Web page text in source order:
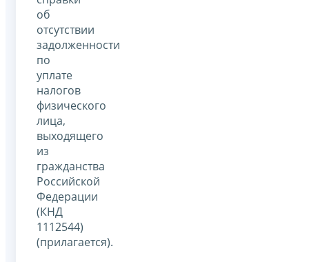
об
отсутствии
задолженности
по
уплате
налогов
физического
лица,
выходящего
из
гражданства
Российской
Федерации
(КНД
1112544)
(прилагается).